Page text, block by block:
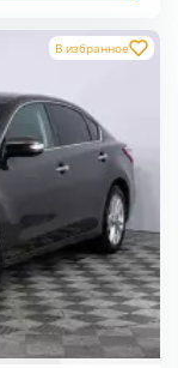
В избранное